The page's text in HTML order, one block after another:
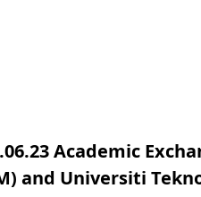
Academic
and Universiti